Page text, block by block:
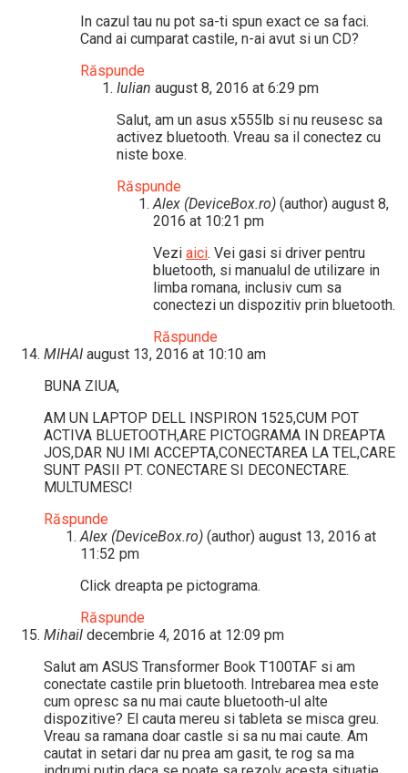
In cazul tau nu pot sa-ti spun exact ce sa faci.
Cand ai cumparat castile, n-ai avut si un CD?
Răspunde
Iulian august 8, 2016 at 6:29 pm
Salut, am un asus x555lb si nu reusesc sa
activez bluetooth. Vreau sa il conectez cu
niste boxe.
Răspunde
Alex (DeviceBox.ro) (author) august 8,
2016 at 10:21 pm
Vezi aici. Vei gasi si driver pentru
bluetooth, si manualul de utilizare in
limba romana, inclusiv cum sa
conectezi un dispozitiv prin bluetooth.
Răspunde
MIHAI august 13, 2016 at 10:10 am
BUNA ZIUA,
AM UN LAPTOP DELL INSPIRON 1525,CUM POT
ACTIVA BLUETOOTH,ARE PICTOGRAMA IN DREAPTA
JOS,DAR NU IMI ACCEPTA,CONECTAREA LA TEL,CARE
SUNT PASII PT. CONECTARE SI DECONECTARE.
MULTUMESC!
Răspunde
Alex (DeviceBox.ro) (author) august 13, 2016 at
11:52 pm
Click dreapta pe pictograma.
Răspunde
Mihail decembrie 4, 2016 at 12:09 pm
Salut am ASUS Transformer Book T100TAF si am
conectate castile prin bluetooth. Intrebarea mea este
cum opresc sa nu mai caute bluetooth-ul alte
dispozitive? El cauta mereu si tableta se misca greu.
Vreau sa ramana doar castle si sa nu mai caute. Am
cautat in setari dar nu prea am gasit, te rog sa ma